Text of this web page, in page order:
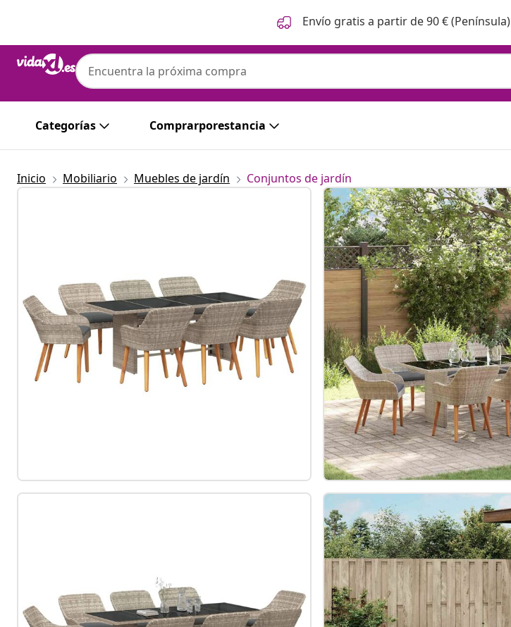
Envío gratis a partir de 90 € (Península)
Categorías Comprarporestancia
Inicio Mobiliario Muebles de jardín Conjuntos de jardín